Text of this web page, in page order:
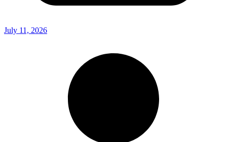
July 11, 2026